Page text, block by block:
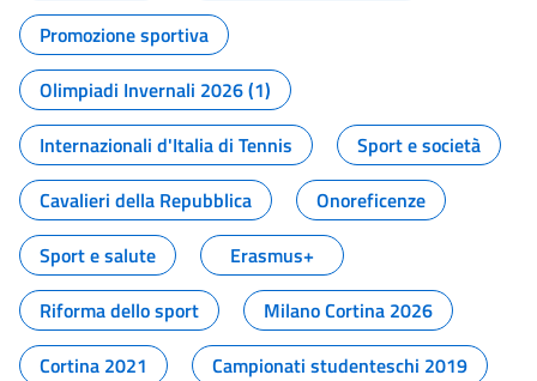
Promozione sportiva
Olimpiadi Invernali 2026 (1)
Internazionali d'Italia di Tennis
Sport e società
Cavalieri della Repubblica
Onoreficenze
Sport e salute
Erasmus+
Riforma dello sport
Milano Cortina 2026
Cortina 2021
Campionati studenteschi 2019